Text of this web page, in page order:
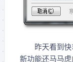
昨天看到快车
新功能还马马